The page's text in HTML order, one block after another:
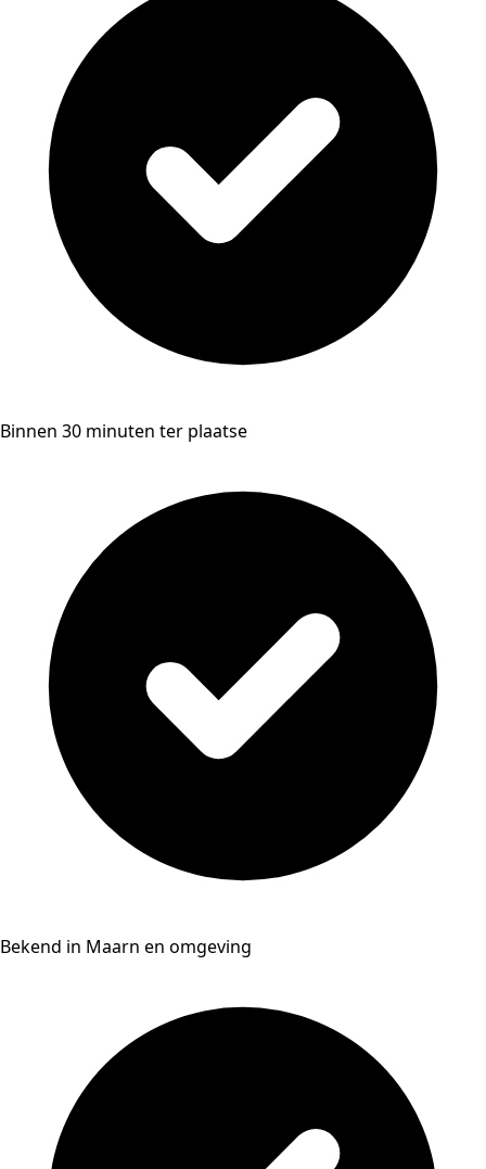
Binnen 30 minuten ter plaatse
Bekend in Maarn en omgeving